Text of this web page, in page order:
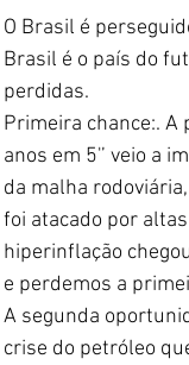
O Brasil é
Brasil é o país do
perdidas.
Primeira chance:. A
anos em 5'’ veio a
da malha
foi atacado por
hiperinflação
e perdemos a
A segunda
crise do petróleo